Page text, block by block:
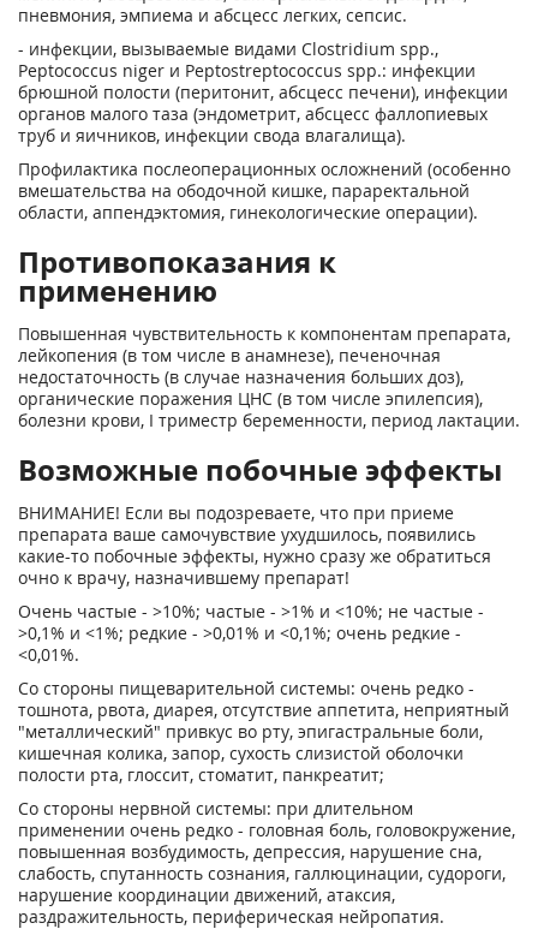
пневмония, эмпиема и абсцесс легких, сепсис.
- инфекции, вызываемые видами Clostridium spp.,
Peptococcus niger и Peptostreptococcus spp.: инфекции
брюшной полости (перитонит, абсцесс печени), инфекции
органов малого таза (эндометрит, абсцесс фаллопиевых
труб и яичников, инфекции свода влагалища).
Профилактика послеоперационных осложнений (особенно
вмешательства на ободочной кишке, параректальной
области, аппендэктомия, гинекологические операции).
Противопоказания к
применению
Повышенная чувствительность к компонентам препарата,
лейкопения (в том числе в анамнезе), печеночная
недостаточность (в случае назначения больших доз),
органические поражения ЦНС (в том числе эпилепсия),
болезни крови, I триместр беременности, период лактации.
Возможные побочные эффекты
ВНИМАНИЕ! Если вы подозреваете, что при приеме
препарата ваше самочувствие ухудшилось, появились
какие-то побочные эффекты, нужно сразу же обратиться
очно к врачу, назначившему препарат!
Очень частые - >10%; частые - >1% и <10%; не частые -
>0,1% и <1%; редкие - >0,01% и <0,1%; очень редкие -
<0,01%.
Со стороны пищеварительной системы: очень редко -
тошнота, рвота, диарея, отсутствие аппетита, неприятный
"металлический" привкус во рту, эпигастральные боли,
кишечная колика, запор, сухость слизистой оболочки
полости рта, глоссит, стоматит, панкреатит;
Со стороны нервной системы: при длительном
применении очень редко - головная боль, головокружение,
повышенная возбудимость, депрессия, нарушение сна,
слабость, спутанность сознания, галлюцинации, судороги,
нарушение координации движений, атаксия,
раздражительность, периферическая нейропатия.